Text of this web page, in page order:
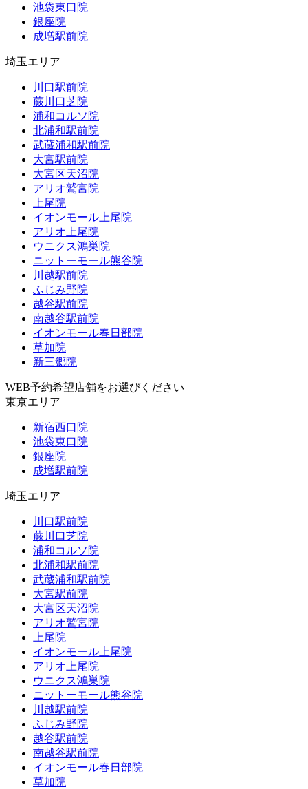
池袋東口院
銀座院
成増駅前院
埼玉エリア
川口駅前院
蕨川口芝院
浦和コルソ院
北浦和駅前院
武蔵浦和駅前院
大宮駅前院
大宮区天沼院
アリオ鷲宮院
上尾院
イオンモール上尾院
アリオ上尾院
ウニクス鴻巣院
ニットーモール熊谷院
川越駅前院
ふじみ野院
越谷駅前院
南越谷駅前院
イオンモール春日部院
草加院
新三郷院
WEB予約希望店舗をお選びください
東京エリア
新宿西口院
池袋東口院
銀座院
成増駅前院
埼玉エリア
川口駅前院
蕨川口芝院
浦和コルソ院
北浦和駅前院
武蔵浦和駅前院
大宮駅前院
大宮区天沼院
アリオ鷲宮院
上尾院
イオンモール上尾院
アリオ上尾院
ウニクス鴻巣院
ニットーモール熊谷院
川越駅前院
ふじみ野院
越谷駅前院
南越谷駅前院
イオンモール春日部院
草加院